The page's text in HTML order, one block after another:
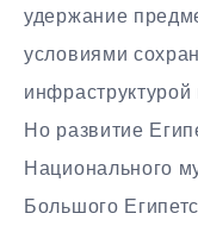
удержание
условиями
Но развитие
Национального
Большого